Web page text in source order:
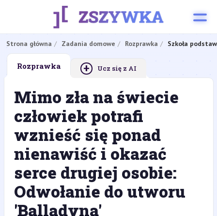
Strona główna Zadania domowe Rozprawka Szkoła
Rozprawka + Ucz się z AI
Mimo zła na świecie
człowiek potrafi
wznieść się ponad
nienawiść i okazać
serce drugiej osobie:
Odwołanie do utworu
'Balladyna'